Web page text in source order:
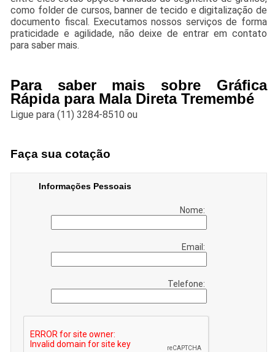
como folder de cursos, banner de tecido e digitalização de
documento fiscal. Executamos nossos serviços de forma
praticidade e agilidade, não deixe de entrar em contato
para saber mais.
Para saber mais sobre Gráfica
Rápida para Mala Direta Tremembé
Ligue para(11) 3284-8510 ou
Faça sua cotação
Informações Pessoais
Nome:
Email:
Telefone: